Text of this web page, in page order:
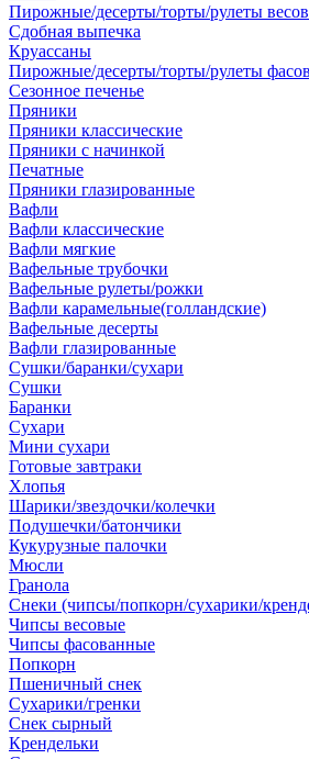
Пирожные/десерты/торты/рулеты
Сдобная выпечка
Круассаны
Пирожные/десерты/торты/рулеты
Сезонное печенье
Пряники
Пряники классические
Пряники с начинкой
Печатные
Пряники глазированные
Вафли
Вафли классические
Вафли мягкие
Вафельные трубочки
Вафельные рулеты/рожки
Вафли карамельные(голландские)
Вафельные десерты
Вафли глазированные
Сушки/баранки/сухари
Сушки
Баранки
Сухари
Мини сухари
Готовые завтраки
Хлопья
Шарики/звездочки/колечки
Подушечки/батончики
Кукурузные палочки
Мюсли
Гранола
Снеки (чипсы/попкорн/сухарики/
Чипсы весовые
Чипсы фасованные
Попкорн
Пшеничный снек
Сухарики/гренки
Снек сырный
Крендельки